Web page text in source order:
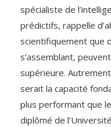
spécialiste de
prédictifs, rappelle
scientifiquement que
s’assemblant,
supérieure.
serait la capacité
plus performant que
diplômé de